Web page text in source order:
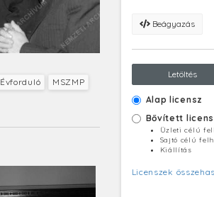
Évforduló
MSZMP
Beágyazás
Letöltés
Alap licensz
Bővített
Üzleti célú
Sajtó célú
Kiállítás
Licenszek